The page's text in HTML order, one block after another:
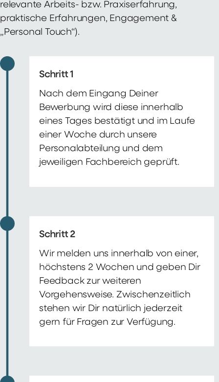
relevante Arbeits- bzw. Praxiserfahrung,
praktische Erfahrungen, Engagement &
„Personal Touch“).
Schritt 1
Nach dem Eingang Deiner
Bewerbung wird diese innerhalb
eines Tages bestätigt und im Laufe
einer Woche durch unsere
Personalabteilung und dem
jeweiligen Fachbereich geprüft.
Schritt 2
Wir melden uns innerhalb von einer,
höchstens 2 Wochen und geben Dir
Feedback zur weiteren
Vorgehensweise. Zwischenzeitlich
stehen wir Dir natürlich jederzeit
gern für Fragen zur Verfügung.